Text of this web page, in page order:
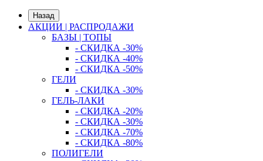
Назад
АКЦИИ | РАСПРОДАЖИ
БАЗЫ | ТОПЫ
- СКИДКА -30%
- СКИДКА -40%
- СКИДКА -50%
ГЕЛИ
- СКИДКА -30%
ГЕЛЬ-ЛАКИ
- СКИДКА -20%
- СКИДКА -30%
- СКИДКА -70%
- СКИДКА -80%
ПОЛИГЕЛИ